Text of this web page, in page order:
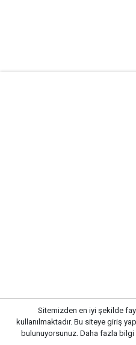
Sitemizden en iyi şekilde
kullanılmaktadır. Bu siteye giriş
bulunuyorsunuz. Daha fazla bilgi